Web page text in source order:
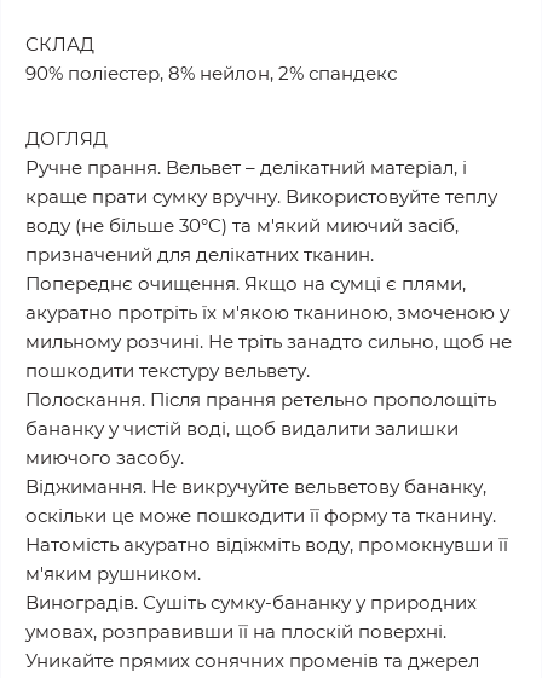
СКЛАД
90% поліестер, 8% нейлон, 2% спандекс
ДОГЛЯД
Ручне прання. Вельвет – делікатний матеріал, і
краще прати сумку вручну. Використовуйте теплу
воду (не більше 30°C) та м'який миючий засіб,
призначений для делікатних тканин.
Попереднє очищення. Якщо на сумці є плями,
акуратно протріть їх м'якою тканиною, змоченою у
мильному розчині. Не тріть занадто сильно, щоб не
пошкодити текстуру вельвету.
Полоскання. Після прання ретельно прополощіть
бананку у чистій воді, щоб видалити залишки
миючого засобу.
Віджимання. Не викручуйте вельветову бананку,
оскільки це може пошкодити її форму та тканину.
Натомість акуратно відіжміть воду, промокнувши її
м'яким рушником.
Виноградів. Сушіть сумку-бананку у природних
умовах, розправивши її на плоскій поверхні.
Уникайте прямих сонячних променів та джерел